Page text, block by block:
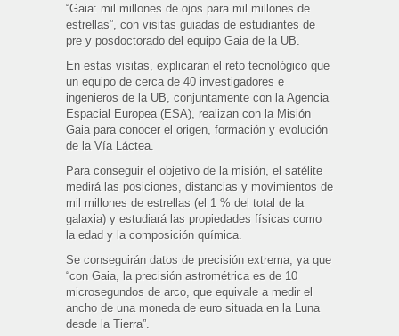
“Gaia: mil millones de ojos para mil millones de
estrellas”, con visitas guiadas de estudiantes de
pre y posdoctorado del equipo Gaia de la UB.
En estas visitas, explicarán el reto tecnológico que
un equipo de cerca de 40 investigadores e
ingenieros de la UB, conjuntamente con la Agencia
Espacial Europea (ESA), realizan con la Misión
Gaia para conocer el origen, formación y evolución
de la Vía Láctea.
Para conseguir el objetivo de la misión, el satélite
medirá las posiciones, distancias y movimientos de
mil millones de estrellas (el 1 % del total de la
galaxia) y estudiará las propiedades físicas como
la edad y la composición química.
Se conseguirán datos de precisión extrema, ya que
“con Gaia, la precisión astrométrica es de 10
microsegundos de arco, que equivale a medir el
ancho de una moneda de euro situada en la Luna
desde la Tierra”.